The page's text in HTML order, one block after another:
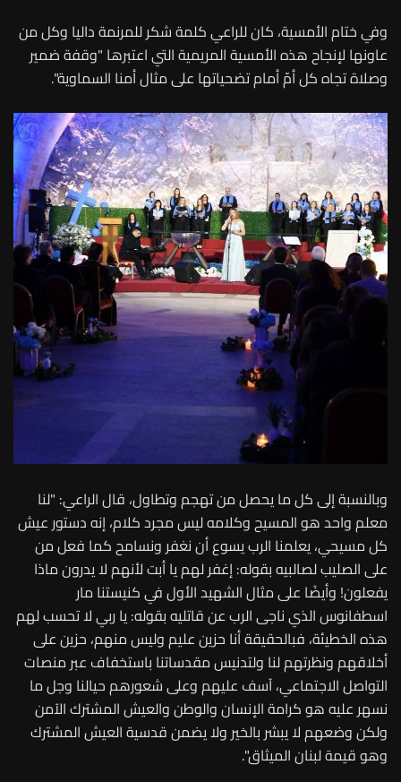
وفي ختام الأمسية، كان للراعي كلمة شكر للمرنمة داليا وكل من
عاونها لإنجاح هذه الأمسية المريمية التي اعتبرها "وقفة ضمير
وصلاة تجاه كل أمّ أمام تضحياتها على مثال أمنا السماوية".
وبالنسبة إلى كل ما يحصل من تهجم وتطاول، قال الراعي: "لنا
معلم واحد هو المسيح وكلامه ليس مجرد كلام، إنه دستور عيش
كل مسيحي، يعلمنا الرب يسوع أن نغفر ونسامح كما فعل من
على الصليب لصالبيه بقوله: إغفر لهم يا أبت لأنهم لا يدرون ماذا
يفعلون! وأيضًا على مثال الشهيد الأول في كنيستنا مار
اسطفانوس الذي ناجى الرب عن قاتليه بقوله: يا ربي لا تحسب لهم
هذه الخطيئة، فبالحقيقة أنا حزين عليم وليس منهم، حزين على
أخلاقهم ونظرتهم لنا ولتدنيس مقدساتنا باستخفاف عبر منصات
التواصل الاجتماعي، آسف عليهم وعلى شعورهم حيالنا وجل ما
نسهر عليه هو كرامة الإنسان والوطن والعيش المشترك الآمن
ولكن وضعهم لا يبشر بالخير ولا يضمن قدسية العيش المشترك
وهو قيمة لبنان الميثاق".